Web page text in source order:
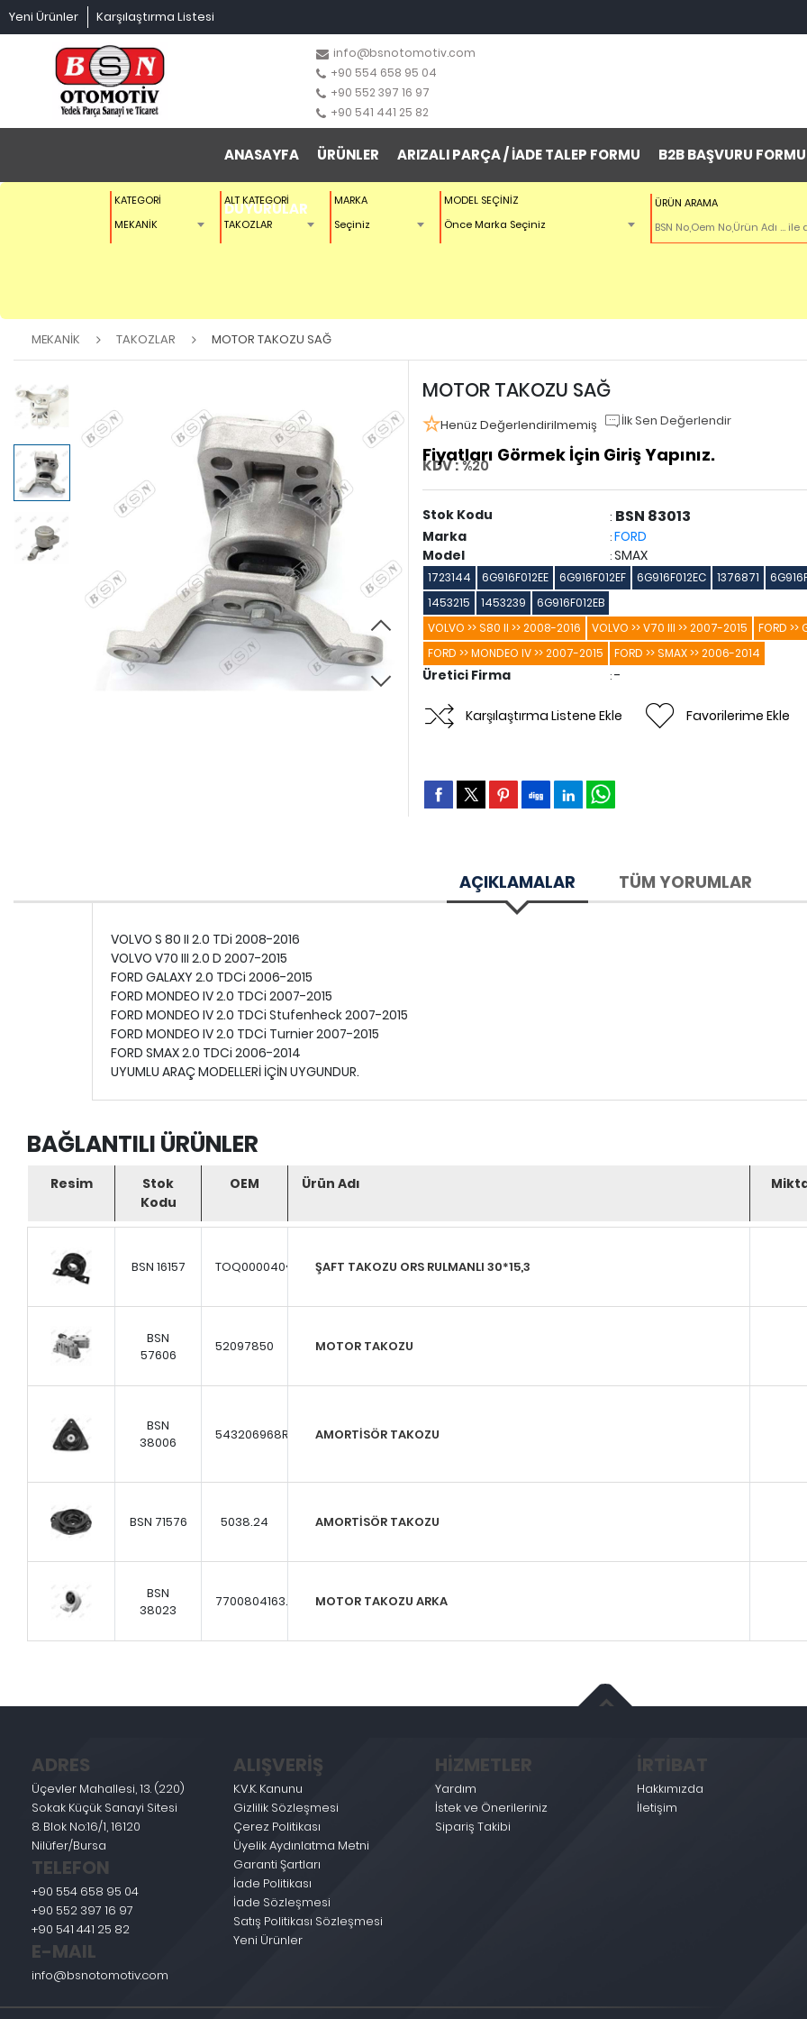
Yeni Ürünler Karşılaştırma Listesi
info@bsnotomotiv.com
+90 554 658 95 04
+90 552 397 16 97
+90 541 441 25 82
ANASAYFA ÜRÜNLER ARIZALI PARÇA / İADE TALEP FORMU B2B BAŞVURU FORMU
DUYURULAR
KATEGORİ
MEKANİK
ALT KATEGORİ
TAKOZLAR
MARKA
Seçiniz
MODEL SEÇİNİZ
Önce Marka Seçiniz
ÜRÜN ARAMA
MEKANİK TAKOZLAR MOTOR TAKOZU SAĞ
MOTOR TAKOZU SAĞ
Henüz Değerlendirilmemiş İlk Sen Değerlendir
Fiyatları Görmek İçin Giriş Yapınız.
KDV :%20
Stok Kodu : BSN 83013
Marka : FORD
Model
: SMAX
1723144 6G916F012EE 6G916F012EF 6G916F012EC 1376871
1453215
1453239
6G916F012EB
VOLVO >> S80 II >> 2008-2016
VOLVO >> V70 III >> 2007-2015
FORD >>
FORD >> MONDEO IV >> 2007-2015
FORD >> SMAX >> 2006-2014
Üretici Firma : -
Karşılaştırma Listene Ekle Favorilerime Ekle
AÇIKLAMALAR TÜM YORUMLAR
VOLVO S 80 II 2.0 TDi 2008-2016
VOLVO V70 III 2.0 D 2007-2015
FORD GALAXY 2.0 TDCi 2006-2015
FORD MONDEO IV 2.0 TDCi 2007-2015
FORD MONDEO IV 2.0 TDCi Stufenheck 2007-2015
FORD MONDEO IV 2.0 TDCi Turnier 2007-2015
FORD SMAX 2.0 TDCi 2006-2014
UYUMLU ARAÇ MODELLERİ İÇİN UYGUNDUR.
BAĞLANTILI ÜRÜNLER
Resim
Stok
Kodu
OEM Ürün Adı
BSN 16157 TOQ000040<... ŞAFT TAKOZU ORS RULMANLI 30*15,3
BSN
57606
52097850 MOTOR TAKOZU
BSN
38006
543206968R... AMORTİSÖR TAKOZU
BSN 71576 5038.24 AMORTİSÖR TAKOZU
BSN
38023
7700804163... MOTOR TAKOZU ARKA
ADRES
Üçevler Mahallesi, 13. (220)
Sokak Küçük Sanayi Sitesi
8. Blok No:16/1, 16120
Nilüfer/Bursa
TELEFON
+90 554 658 95 04
+90 552 397 16 97
+90 541 441 25 82
E-MAIL
info@bsnotomotiv.com
ALIŞVERİŞ
K.V.K. Kanunu
Gizlilik Sözleşmesi
Çerez Politikası
Üyelik Aydınlatma Metni
Garanti Şartları
İade Politikası
İade Sözleşmesi
Satış Politikası Sözleşmesi
Yeni Ürünler
HİZMETLER
Yardım
İstek ve Önerileriniz
Sipariş Takibi
İRTİBAT
Hakkımızda
İletişim